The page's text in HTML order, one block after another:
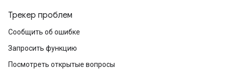
Трекер проблем
Сообщить об ошибке
Запросить функцию
Посмотреть открытые вопросы